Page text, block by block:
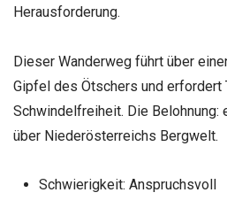
Herausforderung.
Dieser Wanderweg führt über
Gipfel des Ötschers und erfordert
Schwindelfreiheit. Die
über Niederösterreichs Bergwelt.
Schwierigkeit: Anspruchsvoll